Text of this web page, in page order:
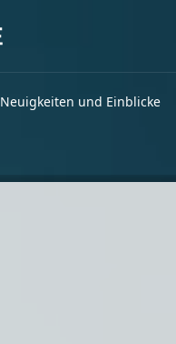
Neuigkeiten und Einblicke